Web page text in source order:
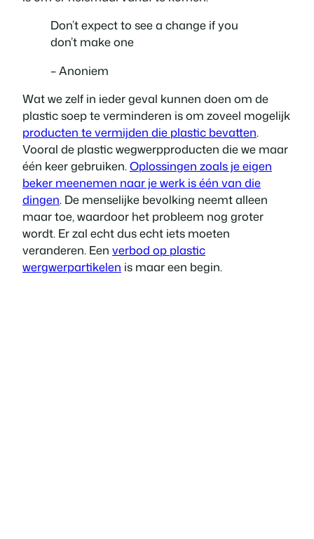
Don’t expect to see a change if you
don’t make one
– Anoniem
Wat we zelf in ieder geval kunnen doen om de
plastic soep te verminderen is om zoveel mogelijk
producten te vermijden die plastic bevatten.
Vooral de plastic wegwerpproducten die we maar
één keer gebruiken.Oplossingen zoals je eigen
beker meenemen naar je werk is één van die
dingen. De menselijke bevolking neemt alleen
maar toe, waardoor het probleem nog groter
wordt. Er zal echt dus echt iets moeten
veranderen. Een verbod op plastic
wergwerpartikelen is maar een begin.